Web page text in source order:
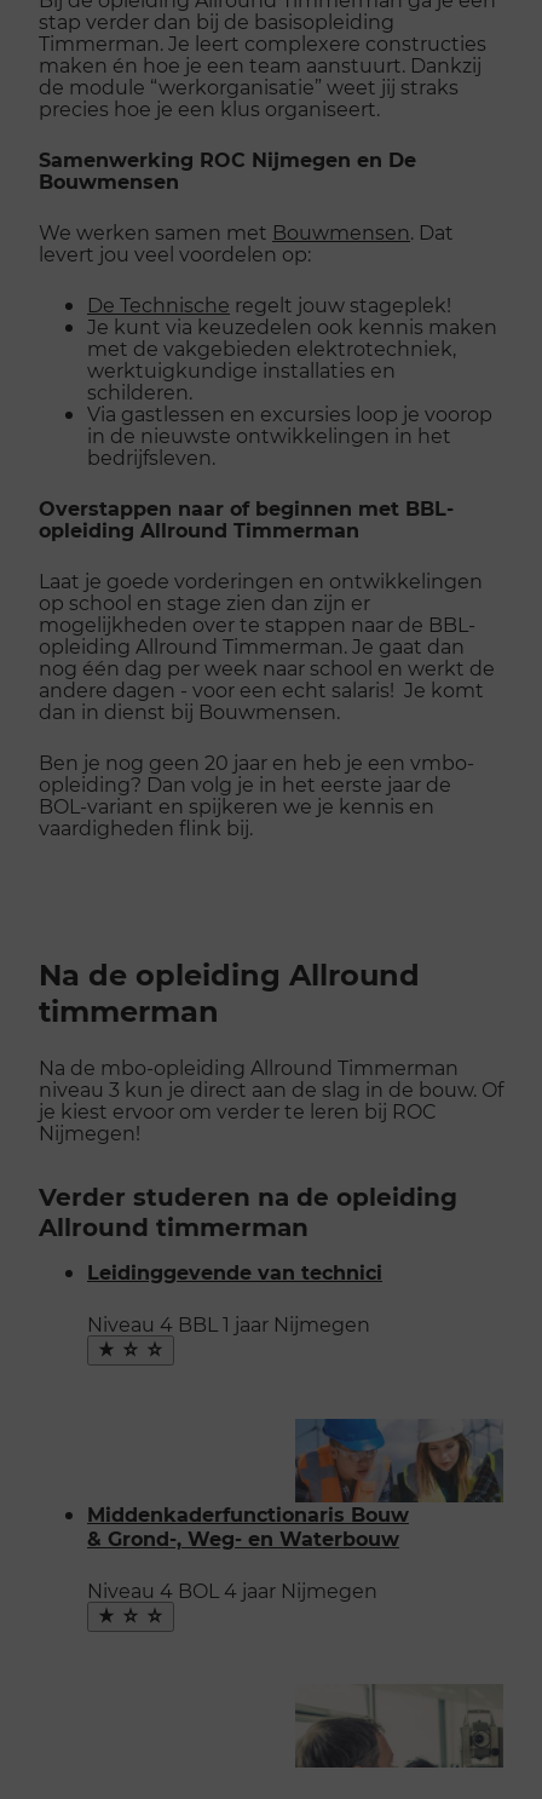
stap verder dan bij de basisopleiding
Timmerman. Je leert complexere constructies
maken én hoe je een team aanstuurt. Dankzij
de module “werkorganisatie” weet jij straks
precies hoe je een klus organiseert.
Samenwerking ROC Nijmegen en De
Bouwmensen
We werken samen met Bouwmensen. Dat
levert jou veel voordelen op:
De Technische regelt jouw stageplek!
Je kunt via keuzedelen ook kennis maken
met de vakgebieden elektrotechniek,
werktuigkundige installaties en
schilderen.
Via gastlessen en excursies loop je voorop
in de nieuwste ontwikkelingen in het
bedrijfsleven.
Overstappen naar of beginnen met BBL-
opleiding Allround Timmerman
Laat je goede vorderingen en ontwikkelingen
op school en stage zien dan zijn er
mogelijkheden over te stappen naar de BBL-
opleiding Allround Timmerman. Je gaat dan
nog één dag per week naar school en werkt de
andere dagen - voor een echt salaris! Je komt
dan in dienst bij Bouwmensen.
Ben je nog geen 20 jaar en heb je een vmbo-
opleiding? Dan volg je in het eerste jaar de
BOL-variant en spijkeren we je kennis en
vaardigheden flink bij.
Na de opleiding Allround
timmerman
Na de mbo-opleiding Allround Timmerman
niveau 3 kun je direct aan de slag in de bouw. Of
je kiest ervoor om verder te leren bij ROC
Nijmegen!
Verder studeren na de opleiding
Allround timmerman
Leidinggevende van technici
Niveau 4 BBL 1 jaar Nijmegen
Maak
favoriet
Middenkaderfunctionaris Bouw
& Grond-, Weg- en Waterbouw
Niveau 4 BOL 4 jaar Nijmegen
Maak
favoriet